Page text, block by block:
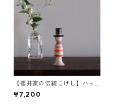
【櫻井家の伝統こけし】ハッ
ト帽c-1
¥7,200